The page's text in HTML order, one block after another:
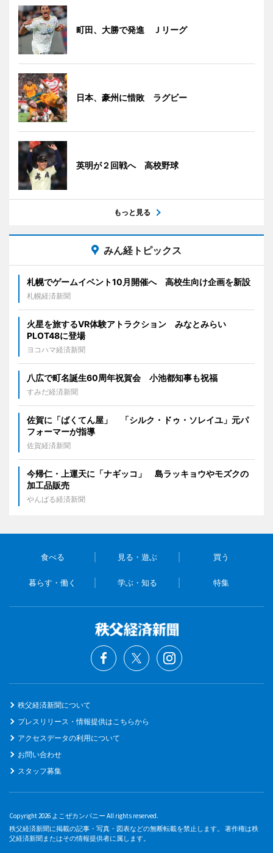
町田、大勝で発進 Ｊリーグ
日本、豪州に惜敗 ラグビー
英明が２回戦へ 高校野球
もっと見る
みん経トピックス
札幌でゲームイベント10月開催へ 高校生向け企画を新設
札幌経済新聞
火星を旅するVR体験アトラクション みなとみらい
PLOT48に登場
ヨコハマ経済新聞
八広で町名誕生60周年祝賀会 小池都知事も祝福
すみだ経済新聞
佐賀に「ばくてん屋」 「シルク・ドゥ・ソレイユ」元パ
フォーマーが指導
佐賀経済新聞
今帰仁・上運天に「ナギッコ」 島ラッキョウやモズクの
加工品販売
やんばる経済新聞
食べる 見る・遊ぶ 買う
暮らす・働く 学ぶ・知る 特集
秩父経済新聞について
プレスリリース・情報提供はこちらから
アクセスデータの利用について
お問い合わせ
スタッフ募集
Copyright 2026 よこぜカンパニー All rights reserved.
秩父経済新聞に掲載の記事・写真・図表などの無断転載を禁止します。 著作権は秩
父経済新聞またはその情報提供者に属します。